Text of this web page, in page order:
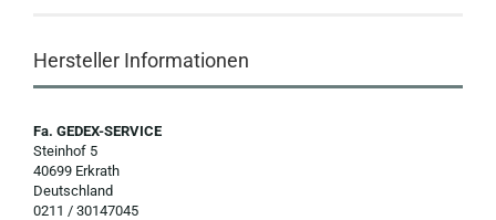
Hersteller Informationen
Fa. GEDEX-SERVICE
Steinhof 5
40699 Erkrath
Deutschland
0211 / 30147045